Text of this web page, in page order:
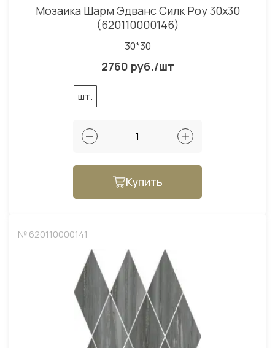
Мозаика Шарм Эдванс Силк Роу 30x30
(620110000146)
30*30
2760 руб./шт
шт.
Купить
№ 620110000141